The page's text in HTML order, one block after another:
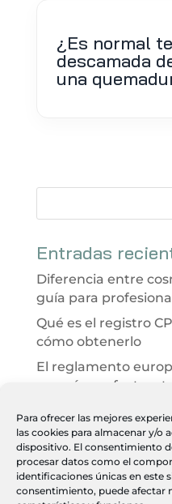
Para ofrecer las mejores
las cookies para almacenar y/o
dispositivo. El consentimiento
procesar datos como el
identificaciones únicas en este
consentimiento, puede afectar
¿Es normal
descamada
una
Entradas
Diferencia entre
guía para
Qué es el registro
cómo obtenerlo
El reglamento
es y cómo afecta a
qué es y cómo
Desarrollo integral
cosméticos paso a